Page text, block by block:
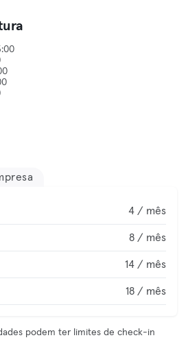
4 / mês
8 / mês
14 / mês
18 / mês
podem ter limites de check-in